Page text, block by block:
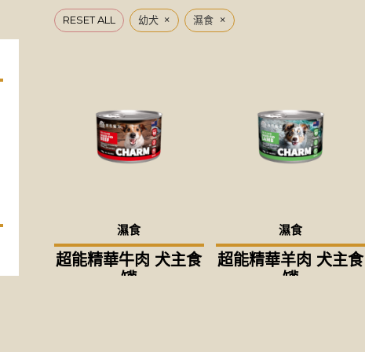
RESET ALL 幼犬 × 濕食 ×
濕食
超能精華牛肉 犬主食
罐
濕食
超能精華羊肉 犬主食
罐